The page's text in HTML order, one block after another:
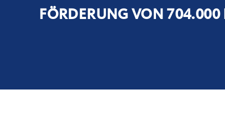
FÖRDERUNG VON